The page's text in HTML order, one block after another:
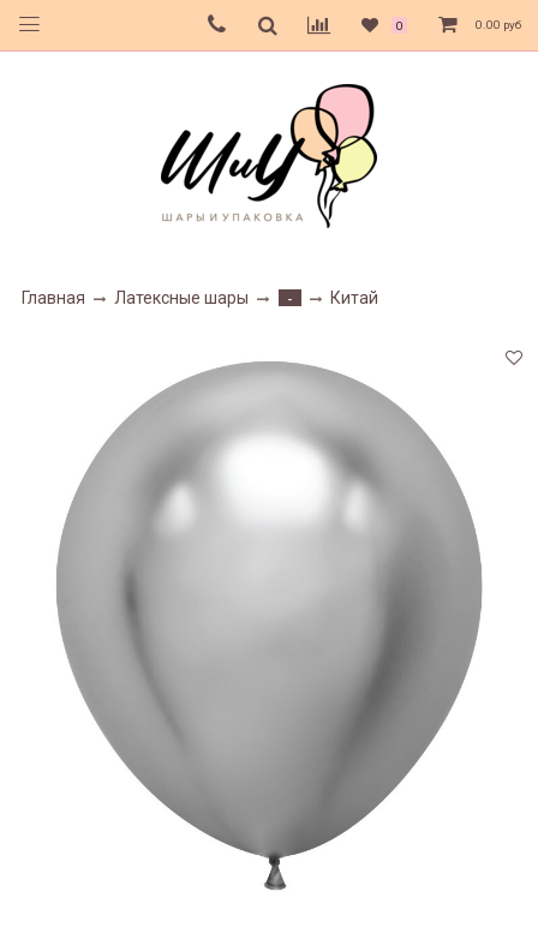
0 0.00 руб
Главная Латексные шары - Китай